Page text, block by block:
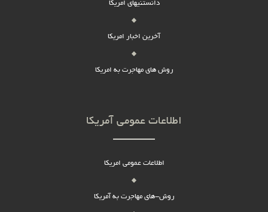
دانستنیهای امریکا
آخرین اخبار امریکا
روش های مهاجرت به امریکا
اطلاعات عمومی آمریکا
اطلاعات عمومی امریکا
روش-های مهاجرت به آمریکا